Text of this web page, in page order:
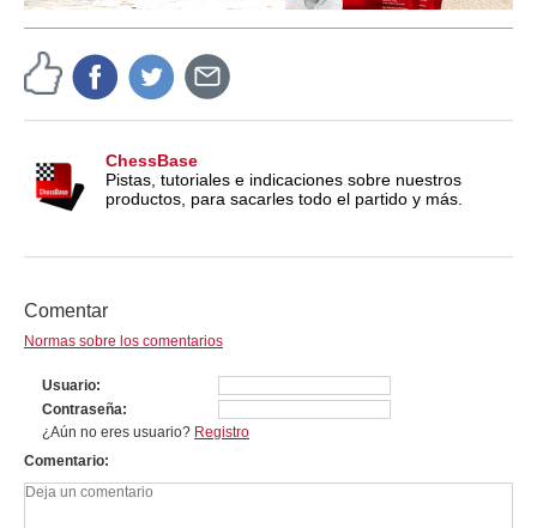
ChessBase
Pistas, tutoriales e indicaciones sobre nuestros
productos, para sacarles todo el partido y más.
Comentar
Normas sobre los comentarios
Usuario
Contraseña
¿Aún no eres usuario? Registro
Comentario